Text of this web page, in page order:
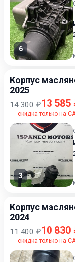
6
Корпус
2025
14 300 ₽13 585
скидка только на
3
Корпус
2024
11 400 ₽10 830
скидка только на